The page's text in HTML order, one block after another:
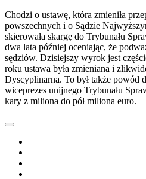
Chodzi o ustawę, która zmieniła
powszechnych i o Sądzie
skierowała skargę do Trybunału
dwa lata później oceniając, że
sędziów. Dzisiejszy wyrok jest
roku ustawa była zmieniana i
Dyscyplinarna. To był także powód
wiceprezes unijnego Trybunału
kary z miliona do pół miliona euro.